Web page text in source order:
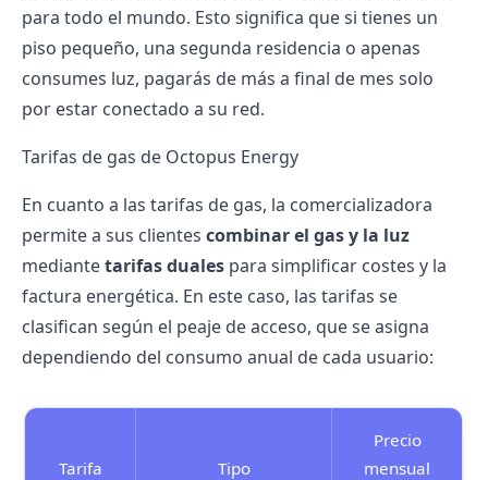
para todo el mundo. Esto significa que si tienes un
piso pequeño, una segunda residencia o apenas
consumes luz, pagarás de más a final de mes solo
por estar conectado a su red.
Tarifas de gas de Octopus Energy
En cuanto a las tarifas de gas, la comercializadora
permite a sus clientes combinar el gas y la luz
mediantetarifas duales para simplificar costes y la
factura energética. En este caso, las tarifas se
clasifican según el peaje de acceso, que se asigna
dependiendo del consumo anual de cada usuario:
Tarifa Tipo
Precio
mensual